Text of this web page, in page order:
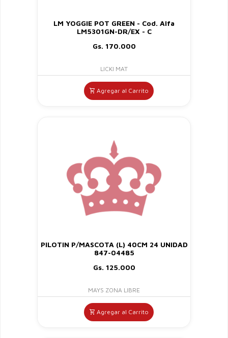
LM YOGGIE POT GREEN - Cod. Alfa
LM5301GN-DR/EX - C
Gs. 170.000
LICKI MAT
Agregar al Carrito
PILOTIN P/MASCOTA (L) 40CM 24 UNIDAD
847-04485
Gs. 125.000
MAYS ZONA LIBRE
Agregar al Carrito